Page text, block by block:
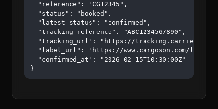
  "reference": "CG12345",
  "status": "booked",
  "latest_status": "confirmed",
  "tracking_reference": "ABC1234567890",
"tracking_url": "https://
"label_url": "https://www.cargoson.com/
  "confirmed_at": "2026-02-15T10:30:00Z"
}